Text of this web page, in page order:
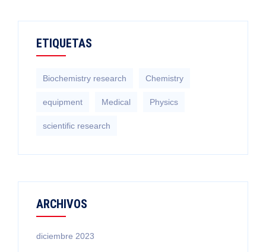
ETIQUETAS
Biochemistry research Chemistry
equipment‎ Medical Physics
scientific research
ARCHIVOS
diciembre 2023